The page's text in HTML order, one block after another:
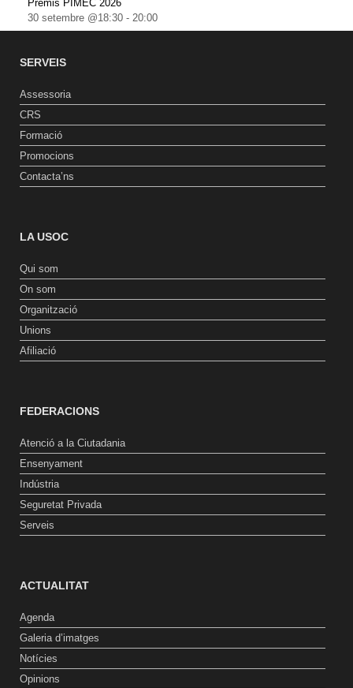
Premis PIMEC 2026
30 setembre @18:30 - 20:00
SERVEIS
Assessoria
CRS
Formació
Promocions
Contacta’ns
LA USOC
Qui som
On som
Organització
Unions
Afiliació
FEDERACIONS
Atenció a la Ciutadania
Ensenyament
Indústria
Seguretat Privada
Serveis
ACTUALITAT
Agenda
Galeria d’imatges
Notícies
Opinions